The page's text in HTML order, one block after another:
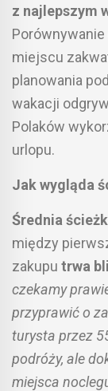
z najlepszym
miejscu
planowania
wakacji
Polaków
urlopu.
Jak wygląda
Średnia
między
zakupu trwa
czekamy
przyprawić o
turysta przez
podróży, ale
miejsca